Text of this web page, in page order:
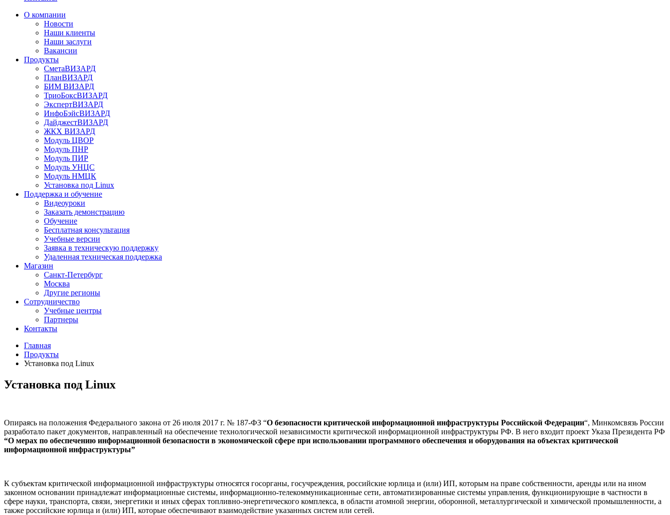
О компании
Новости
Наши клиенты
Наши заслуги
Вакансии
Продукты
СметаВИЗАРД
ПланВИЗАРД
БИМ ВИЗАРД
ТриоБоксВИЗАРД
ЭкспертВИЗАРД
ИнфоБэйсВИЗАРД
ДайджестВИЗАРД
ЖКХ ВИЗАРД
Модуль ЦВОР
Модуль ПНР
Модуль ПИР
Модуль УНЦС
Модуль НМЦК
Установка под Linux
Поддержка и обучение
Видеоуроки
Заказать демонстрацию
Обучение
Бесплатная консультация
Учебные версии
Заявка в техническую поддержку
Удаленная техническая поддержка
Магазин
Санкт-Петербург
Москва
Другие регионы
Сотрудничество
Учебные центры
Партнеры
Контакты
Главная
Продукты
Установка под Linux
Установка под Linux
Опираясь на положения Федерального закона от 26 июля 2017 г. № 187-ФЗ “О безопасности критической информационной инфраструктуры Российской Федерации“, Минкомсвязь России
разработало пакет документов, направленный на обеспечение технологической независимости критической информационной инфраструктуры РФ. В него входит проект Указа Президента РФ
“О мерах по обеспечению информационной безопасности в экономической сфере при использовании программного обеспечения и оборудования на объектах критической
информационной инфраструктуры”
К субъектам критической информационной инфраструктуры относятся госорганы, госучреждения, российские юрлица и (или) ИП, которым на праве собственности, аренды или на ином
законном основании принадлежат информационные системы, информационно-телекоммуникационные сети, автоматизированные системы управления, функционирующие в частности в
сфере науки, транспорта, связи, энергетики и иных сферах топливно-энергетического комплекса, в области атомной энергии, оборонной, металлургической и химической промышленности, а
также российские юрлица и (или) ИП, которые обеспечивают взаимодействие указанных систем или сетей.